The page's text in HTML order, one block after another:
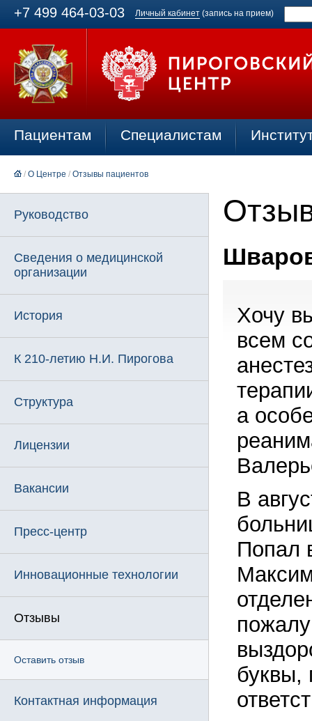
+7 499 464-03-03 Личный кабинет (запись на прием)
Пациентам Специалистам
/ О Центре / Отзывы пациентов
Руководство
Сведения о медицинской
организации
История
К 210-летию Н.И. Пирогова
Структура
Лицензии
Вакансии
Пресс-центр
Инновационные технологии
Отзывы
Оставить отзыв
Контактная информация
Хочу
всем
а
В
Попал
буквы,